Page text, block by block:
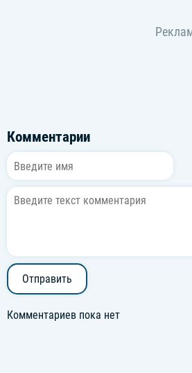
Комментарии
Отправить
Комментариев пока нет